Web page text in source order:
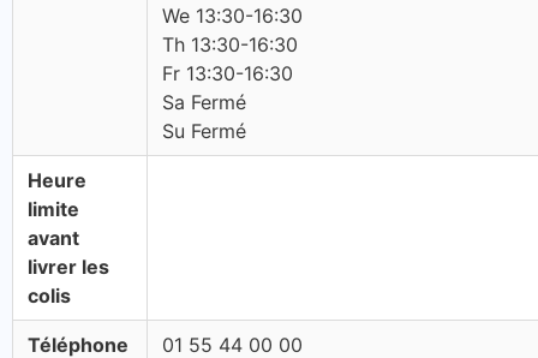
We 13:30-16:30
Th 13:30-16:30
Fr 13:30-16:30
Sa Fermé
Su Fermé
Heure
limite
avant
livrer les
colis
Téléphone 01 55 44 00 00